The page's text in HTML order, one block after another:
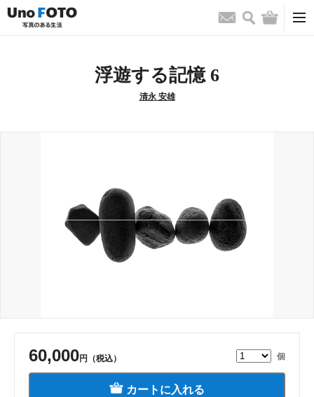
お問い合わせ
検索 バッグ
浮遊する記憶 6
清永 安雄
60,000円（税込） 個
カートに入れる